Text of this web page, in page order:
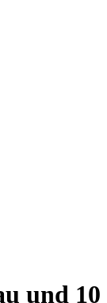
und 10